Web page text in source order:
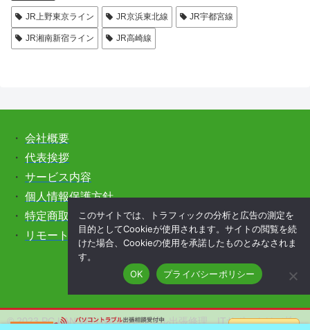
JR上野東京ライン JR京浜東北線 JR宇都宮線
JR湘南新宿ライン JR高崎線
・ 会社概要
・ 代表挨拶
・ サービス内容
・ 個人情報保護方針
・ 特定商取引法に基づく表記
・
リモートサポートをご希望の方はこちら
© 2023 PC,LAN,WiFi,NASのトラブル出張修理、ITサポートは（株）
このサイトでは、トラフィックの分析と広告の測定を
目的としてCookieが使用されます。サイトの閲覧を続
けた場合、Cookieの使用を承諾したものとみなされま
す。
OK
プライバシーポリシー